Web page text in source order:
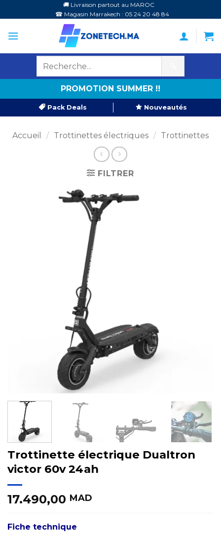
au
contenu
🚚 Livraison partout au MAROC
☎ Magasin Marrakech : 05 24 20 48 84
PROMOTION SUMMER !!
Pack Deals Nouveautés
Accueil / Trottinettes électriques / Trottinettes
FILTRER
Trottinette électrique Dualtron
victor 60v 24ah
17.490,00 MAD
Fiche technique